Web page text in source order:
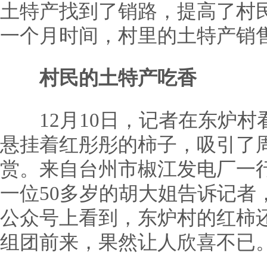
土特产找到了销路，提高了村
一个月时间，村里的土特产销
村民的土特产吃香
12月10日，记者在东炉村
悬挂着红彤彤的柿子，吸引了
赏。来自台州市椒江发电厂一
一位50多岁的胡大姐告诉记者
公众号上看到，东炉村的红柿
组团前来，果然让人欣喜不已